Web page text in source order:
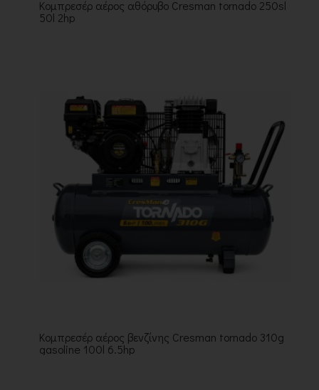
Κομπρεσέρ αέρος αθόρυβο Cresman tornado 250sl
50l 2hp
Κομπρεσέρ αέρος βενζίνης Cresman tornado 310g
gasoline 100l 6.5hp